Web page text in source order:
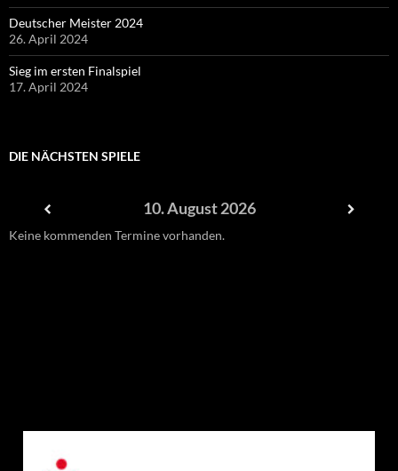
Deutscher Meister 2024
26. April 2024
Sieg im ersten Finalspiel
17. April 2024
DIE NÄCHSTEN SPIELE
10. August 2026
Keine kommenden Termine vorhanden.